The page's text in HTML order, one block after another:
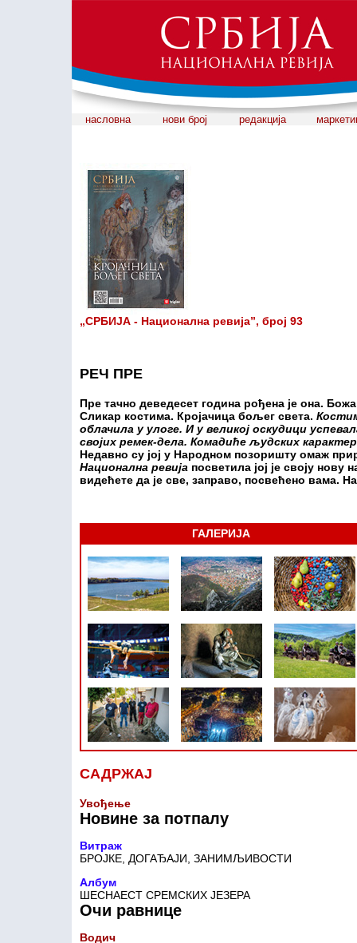
насловна нови број редакција
„СРБИЈА - Национална ревија”, број 93
РЕЧ ПРЕ
Пре тачно деведесет година рођена је она.
Сликар костима. Кројачица бољег света.
облачила у улоге. И у великој оскудици
својих ремек-дела. Комадиће људских
Недавно су јој у Народном позоришту омаж
Национална ревија посветила јој је своју
видећете да је све, заправо, посвећено вама.
ГАЛЕРИЈА
САДРЖАЈ
Увођење
Новине за потпалу
Витраж
БРОЈКЕ, ДОГАЂАЈИ, ЗАНИМЉИВОСТИ
Албум
ШЕСНАЕСТ СРЕМСКИХ ЈЕЗЕРА
Очи равнице
Водич